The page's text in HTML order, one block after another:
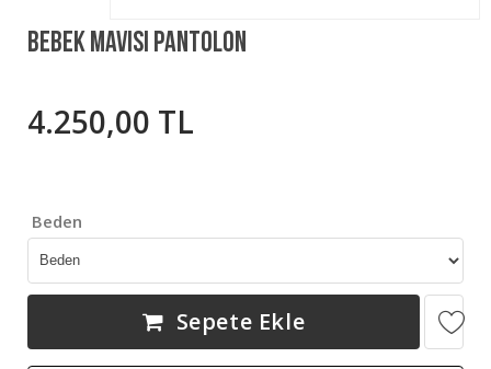
Bebek Mavisi Pantolon
4.250,00 TL
Beden
Sepete Ekle